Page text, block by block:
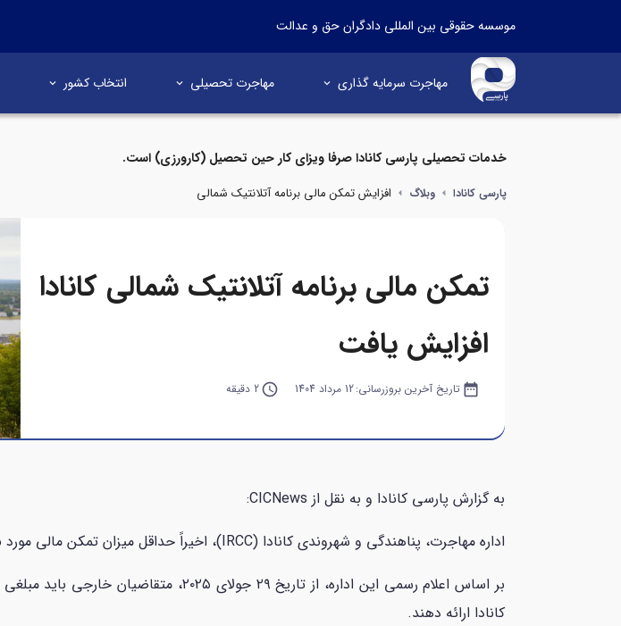
موسسه حقوقی بین المللی دادگران حق و عدالت
مهاجرت سرمایه گذاری مهاجرت تحصیلی انتخاب کشور
خدمات تحصیلی پارسی کانادا صرفا ویزای کار حین تحصیل (کارورزی) است.
پارسی کانادا وبلاگ افزایش تمکن مالی برنامه آتلانتیک شمالی
تمکن مالی برنامه آتلانتیک شمالی کانادا
افزایش یافت
date_range تاریخ آخرین بروزرسانی:12 مرداد 1404 query_builder2 دقیقه
به گزارش پارسی کانادا و به نقل از CICNews:
اداره مهاجرت، پناهندگی و شهروندی کانادا (IRCC)، اخیراً حداقل میزان تمکن مالی مورد نیاز برای
کانادا ارائه دهند.